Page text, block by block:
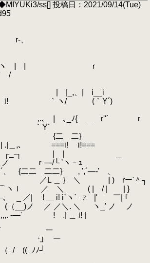
ss[] 投稿日：2021/09/14(Tue)
r-、
18】
| | ｒ
/
、| i__i
｀ヽ/ (｀Y´)
､_ﾉ{ ＿ r''´ r
｀Y´
二}
＿,､ ===i! i!===
__ ┌_‐┐ | | ＿
ノ ｒ─‐/└ 'ヽ－ｭ
´、 {二二 二二} , ',´―-' 、
L ＿ } ＼ | ) rー'＾┐
ヽｌ ／ ＼ ( | / | | }
| ! ＿ i! i`ヽ`ｰ ｧ |' ￣| ｢
／ ／＼. ＼ ヽ_' ノ ノ
-―' ! .| ＿ i! |
`┘ ￣
((_ﾉﾉ┘